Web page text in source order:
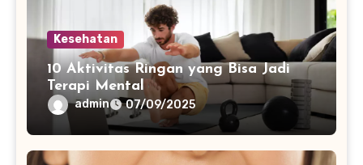
Kesehatan
10 Aktivitas Ringan yang Bisa Jadi
Terapi Mental
admin 07/09/2025